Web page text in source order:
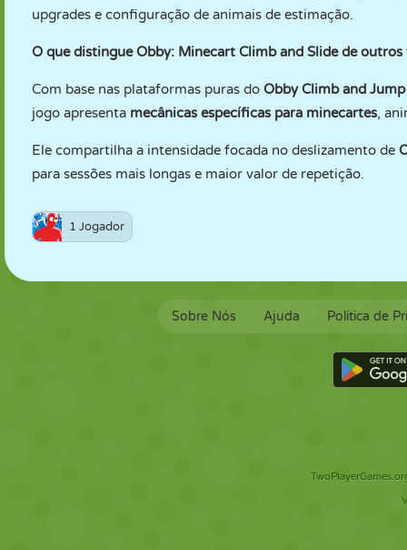
upgrades e configuração de animais de estimação.
O que distingue Obby: Minecart Climb and Slide de
Com base nas plataformas puras do Obby Climb and Jump
jogo apresenta mecânicas específicas para minecartes,
Ele compartilha a intensidade focada no deslizamento de
para sessões mais longas e maior valor de repetição.
1 Jogador
Sobre Nós Ajuda Política de